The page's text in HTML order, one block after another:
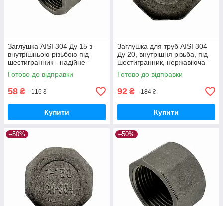
Заглушка AISI 304 Ду 15 з
внутрішньою різьбою під
шестигранник - надійне
рішення для трубопроводів з
нержавіючої сталі
Готово до відправки
58 ₴ 116 ₴
Купити
Заглушка для труб AISI 304
Ду 20, внутрішня різьба, під
шестигранник, нержавіюча
сталь
Готово до відправки
92 ₴ 184 ₴
Купити
–50% –50%